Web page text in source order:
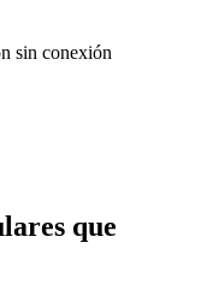
sin conexión
que